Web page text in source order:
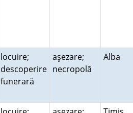
locuire;
descoperire
funerară
aşezare;
necropolă
Alba